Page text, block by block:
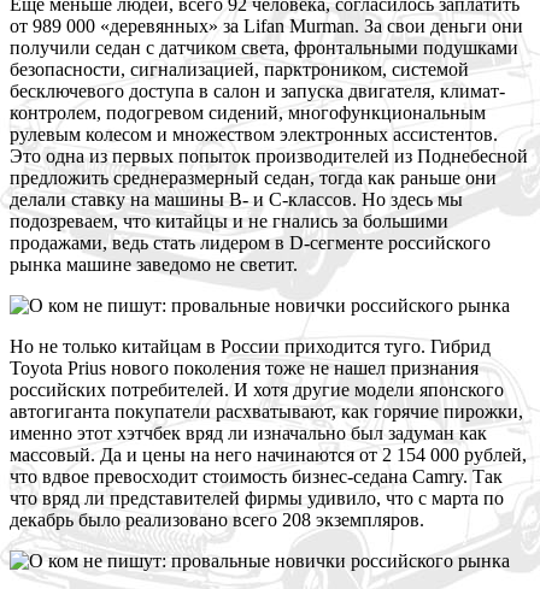
от 989 000 «деревянных» за Lifan Murman. За свои деньги они
получили седан с датчиком света, фронтальными подушками
безопасности, сигнализацией, парктроником, системой
бесключевого доступа в салон и запуска двигателя, климат-
контролем, подогревом сидений, многофункциональным
рулевым колесом и множеством электронных ассистентов.
Это одна из первых попыток производителей из Поднебесной
предложить среднеразмерный седан, тогда как раньше они
делали ставку на машины В- и С-классов. Но здесь мы
подозреваем, что китайцы и не гнались за большими
продажами, ведь стать лидером в D-сегменте российского
рынка машине заведомо не светит.
Но не только китайцам в России приходится туго. Гибрид
Toyota Prius нового поколения тоже не нашел признания
российских потребителей. И хотя другие модели японского
автогиганта покупатели расхватывают, как горячие пирожки,
именно этот хэтчбек вряд ли изначально был задуман как
массовый. Да и цены на него начинаются от 2 154 000 рублей,
что вдвое превосходит стоимость бизнес-седана Camry. Так
что вряд ли представителей фирмы удивило, что с марта по
декабрь было реализовано всего 208 экземпляров.